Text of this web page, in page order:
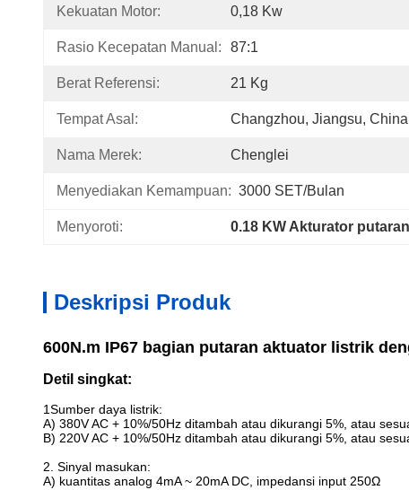
Kekuatan Motor: 0,18 Kw
Rasio Kecepatan Manual: 87:1
Berat Referensi: 21 Kg
Tempat Asal: Changzhou, Jiangsu, China
Nama Merek: Chenglei
Menyediakan Kemampuan: 3000 SET/Bulan
Menyoroti: 0.18 KW Akturator
Deskripsi Produk
600N.m IP67 bagian putaran aktuator listrik
Detil singkat:
1Sumber daya listrik:
A) 380V AC + 10%/50Hz ditambah atau dikurangi 5%, atau
B) 220V AC + 10%/50Hz ditambah atau dikurangi 5%, atau
2. Sinyal masukan:
A) kuantitas analog 4mA ~ 20mA DC, impedansi input 250Ω